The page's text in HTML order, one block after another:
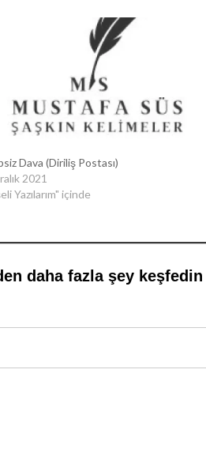
Dava (Diriliş Postası)
2021
Yazılarım" içinde
daha fazla şey keşfedin